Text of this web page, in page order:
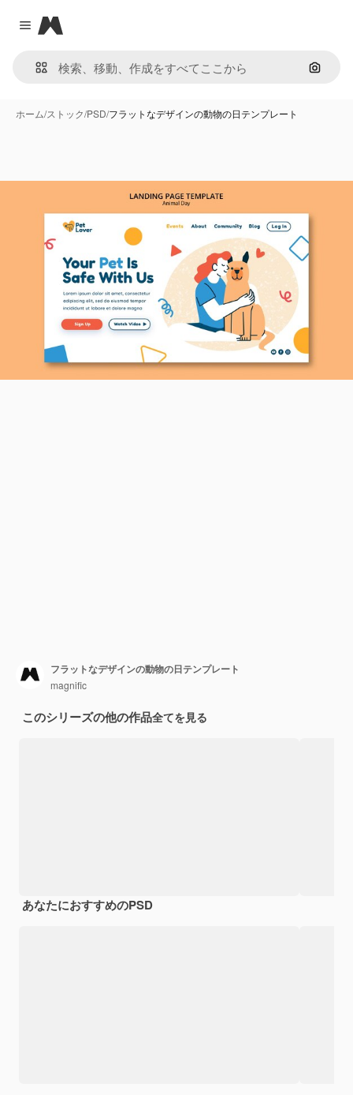
Close menu
Magnific
画像で
ホーム/ストック/PSD/フラットなデザインの動物の日テンプレート
フラットなデザインの動物の日テンプレート
magnific
このシリーズの他の作品全てを見る
あなたにおすすめのPSD